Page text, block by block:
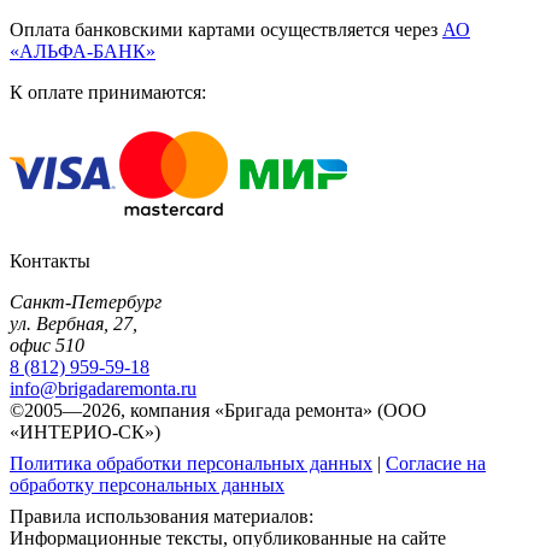
Оплата банковскими картами осуществляется через АО
«АЛЬФА-БАНК»
К оплате принимаются:
Контакты
Санкт-Петербург
ул. Вербная, 27,
офис 510
8 (812) 959-59-18
info@brigadaremonta.ru
©2005—2026, компания «Бригада ремонта» (ООО
«ИНТЕРИО-СК»)
Политика обработки персональных данных | Согласие на
обработку персональных данных
Правила использования материалов:
Информационные тексты, опубликованные на сайте